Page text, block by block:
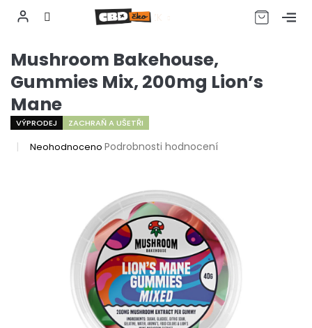
obsah
CZK
Mushroom Bakehouse,
Gummies Mix, 200mg Lion’s
Mane
VÝPRODEJ ZACHRAŇ A UŠETŘI
Průměrné
Neohodnoceno Podrobnosti hodnocení